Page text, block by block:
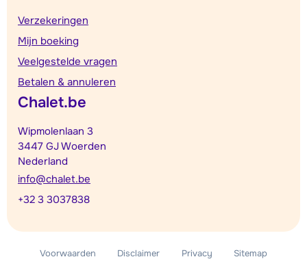
Verzekeringen
Mijn boeking
Veelgestelde vragen
Betalen & annuleren
Chalet.be
Wipmolenlaan 3
3447 GJ Woerden
Nederland
info@chalet.be
+32 3 3037838
Voorwaarden Disclaimer Privacy Sitemap